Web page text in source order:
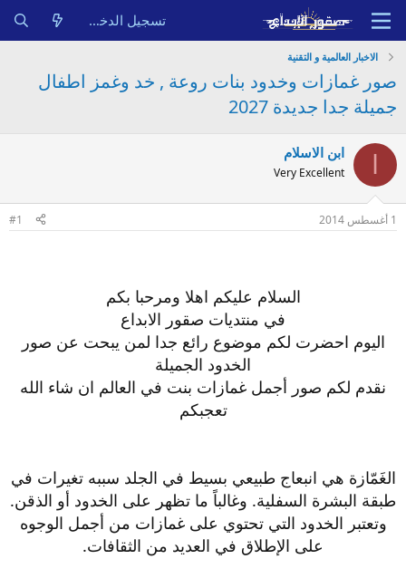
تسجيل الدخول
الاخبار العالمية و التقنية
صور غمازات وخدود بنات روعة , خد وغمز اطفال
جميلة جدا جديدة 2027
ابن الاسلام
Very Excellent
1 أغسطس 2014 #1
السلام عليكم اهلا ومرحبا بكم
في منتديات صقور الابداع
اليوم احضرت لكم موضوع رائع جدا لمن يبحت عن صور
الخدود الجميلة
نقدم لكم صور أجمل غمازات بنت في العالم ان شاء الله
تعجبكم
الغَمّازة هي انبعاج طبيعي بسيط في الجلد سببه تغيرات في
طبقة البشرة السفلية. وغالباً ما تظهر على الخدود أو الذقن.
وتعتبر الخدود التي تحتوي على غمازات من أجمل الوجوه
على الإطلاق في العديد من الثقافات.